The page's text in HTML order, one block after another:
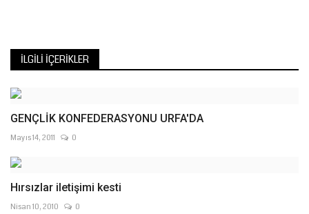
İLGILI İÇERIKLER
GENÇLİK KONFEDERASYONU URFA'DA
Mayıs 14, 2011 0
Hırsızlar iletişimi kesti
Nisan 10, 2010 0